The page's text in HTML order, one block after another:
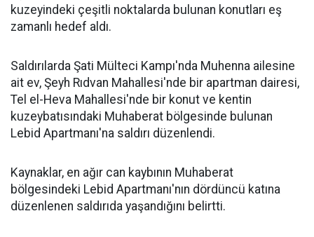
kuzeyindeki çeşitli noktalarda bulunan konutları eş
zamanlı hedef aldı.
Saldırılarda Şati Mülteci Kampı'nda Muhenna ailesine
ait ev, Şeyh Rıdvan Mahallesi'nde bir apartman dairesi,
Tel el-Heva Mahallesi'nde bir konut ve kentin
kuzeybatısındaki Muhaberat bölgesinde bulunan
Lebid Apartmanı'na saldırı düzenlendi.
Kaynaklar, en ağır can kaybının Muhaberat
bölgesindeki Lebid Apartmanı'nın dördüncü katına
düzenlenen saldırıda yaşandığını belirtti.